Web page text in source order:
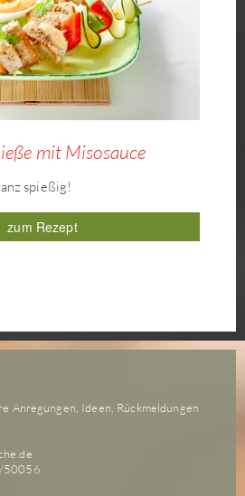
mit Misosauce
spießig!
zum Rezept
Anregungen, Ideen, Rückmeldungen
50056